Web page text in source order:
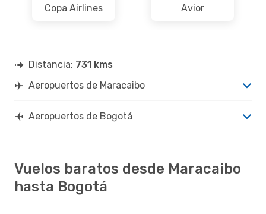
Copa Airlines Avior
Distancia: 731 kms
Aeropuertos de Maracaibo
Aeropuertos de Bogotá
Vuelos baratos desde Maracaibo
hasta Bogotá